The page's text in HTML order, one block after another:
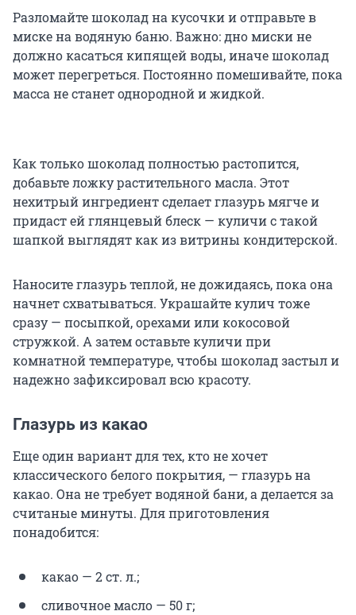
Разломайте шоколад на кусочки и отправьте в
миске на водяную баню. Важно: дно миски не
должно касаться кипящей воды, иначе шоколад
может перегреться. Постоянно помешивайте, пока
масса не станет однородной и жидкой.
Как только шоколад полностью растопится,
добавьте ложку растительного масла. Этот
нехитрый ингредиент сделает глазурь мягче и
придаст ей глянцевый блеск — куличи с такой
шапкой выглядят как из витрины кондитерской.
Наносите глазурь теплой, не дожидаясь, пока она
начнет схватываться. Украшайте кулич тоже
сразу — посыпкой, орехами или кокосовой
стружкой. А затем оставьте куличи при
комнатной температуре, чтобы шоколад застыл и
надежно зафиксировал всю красоту.
Глазурь из какао
Еще один вариант для тех, кто не хочет
классического белого покрытия, — глазурь на
какао. Она не требует водяной бани, а делается за
считаные минуты. Для приготовления
понадобится:
какао — 2 ст. л.;
сливочное масло — 50 г;